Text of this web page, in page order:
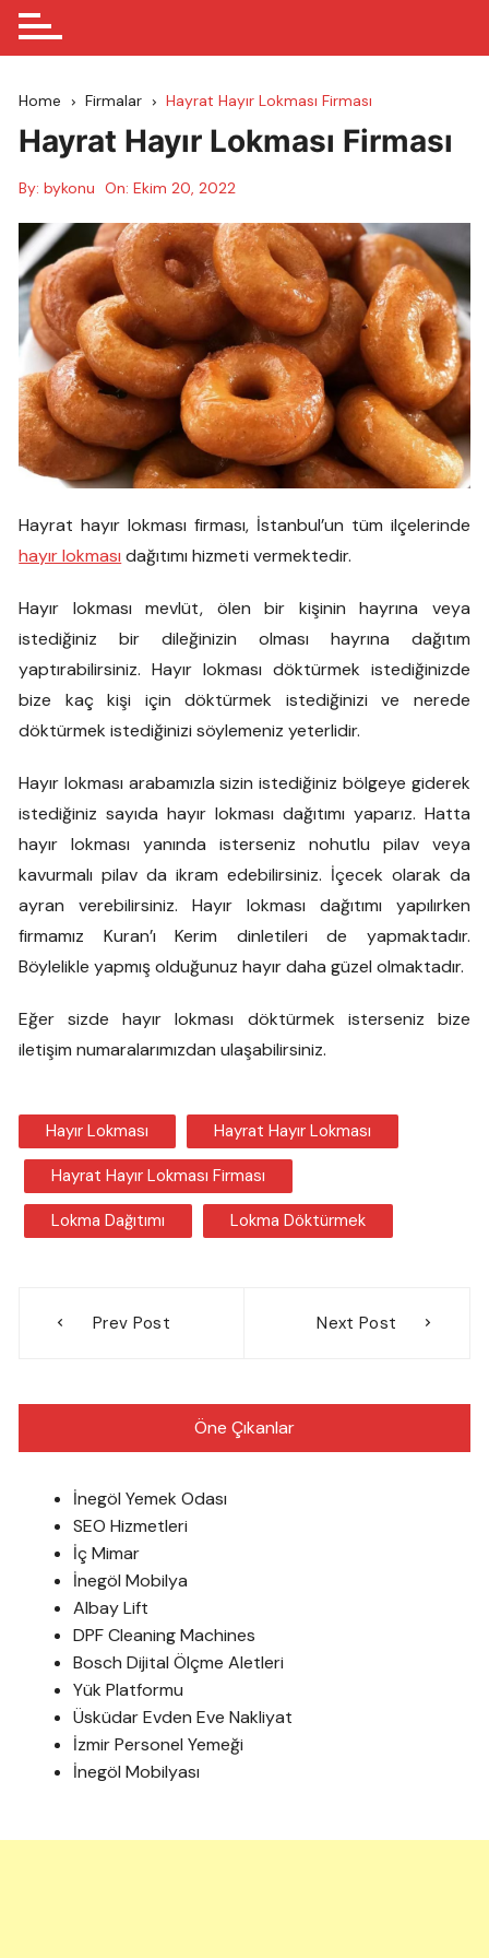
Home Firmalar Hayrat Hayır Lokması Firması
Hayrat Hayır Lokması Firması
By: bykonu On:Ekim 20, 2022
Hayrat hayır lokması firması, İstanbul’un tüm ilçelerinde
hayır lokması dağıtımı hizmeti vermektedir.
Hayır lokması mevlüt, ölen bir kişinin hayrına veya
istediğiniz bir dileğinizin olması hayrına dağıtım
yaptırabilirsiniz. Hayır lokması döktürmek istediğinizde
bize kaç kişi için döktürmek istediğinizi ve nerede
döktürmek istediğinizi söylemeniz yeterlidir.
Hayır lokması arabamızla sizin istediğiniz bölgeye giderek
istediğiniz sayıda hayır lokması dağıtımı yaparız. Hatta
hayır lokması yanında isterseniz nohutlu pilav veya
kavurmalı pilav da ikram edebilirsiniz. İçecek olarak da
ayran verebilirsiniz. Hayır lokması dağıtımı yapılırken
firmamız Kuran’ı Kerim dinletileri de yapmaktadır.
Böylelikle yapmış olduğunuz hayır daha güzel olmaktadır.
Eğer sizde hayır lokması döktürmek isterseniz bize
iletişim numaralarımızdan ulaşabilirsiniz.
Hayır Lokması Hayrat Hayır Lokması
Hayrat Hayır Lokması Firması
Lokma Dağıtımı Lokma Döktürmek
gezinmesi
Prev Post Next Post
Öne Çıkanlar
İnegöl Yemek Odası
SEO Hizmetleri
İç Mimar
İnegöl Mobilya
Albay Lift
DPF Cleaning Machines
Bosch Dijital Ölçme Aletleri
Yük Platformu
Üsküdar Evden Eve Nakliyat
İzmir Personel Yemeği
İnegöl Mobilyası